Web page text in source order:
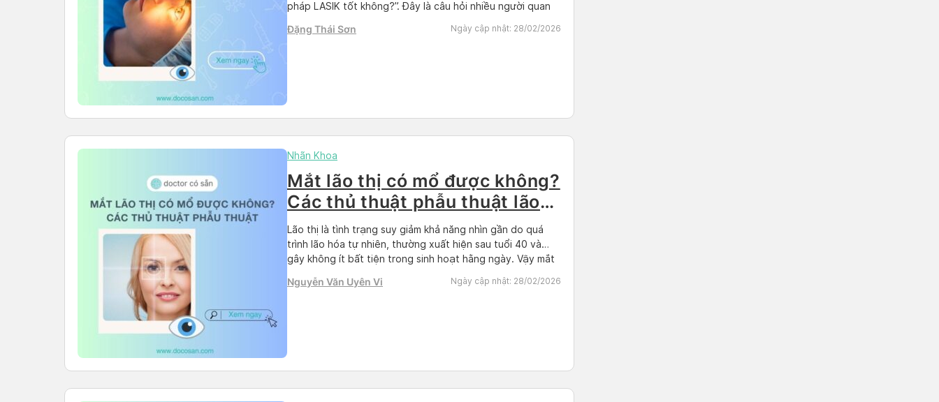
pháp LASIK tốt không?”. Đây là câu hỏi nhiều người quan
Docosan sẽ đi sâu phân tích ưu nhược điểm, […]
Đặng Thái Sơn Ngày cập nhật: 28/02/2026
Nhãn Khoa
Mắt lão thị có mổ được không?
Các thủ thuật phẫu thuật lão
thị
Lão thị là tình trạng suy giảm khả năng nhìn gần do quá
trình lão hóa tự nhiên, thường xuất hiện sau tuổi 40 và
gây không ít bất tiện trong sinh hoạt hằng ngày. Vậy mắt
pháp phẫu thuật nào? Cùng Docosan […]
Nguyễn Văn Uyên Vi Ngày cập nhật: 28/02/2026